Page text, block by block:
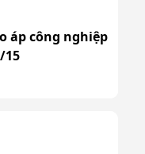
áp công nghiệp
15